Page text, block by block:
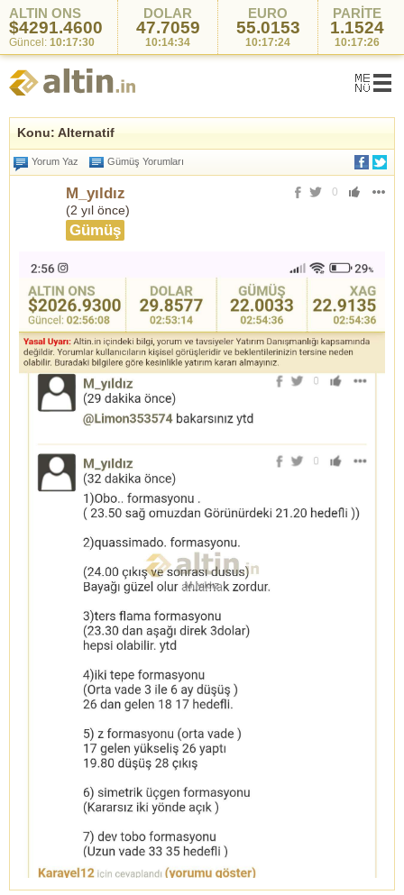
ALTIN ONS
$4291.4600
Güncel: 10:17:30
DOLAR
47.7059
10:14:34
EURO
55.0153
10:17:24
PARİTE
1.1524
10:17:26
Konu: Alternatif
Yorum Yaz Gümüş Yorumları
M_yıldız
(2 yıl önce)
Gümüş
0